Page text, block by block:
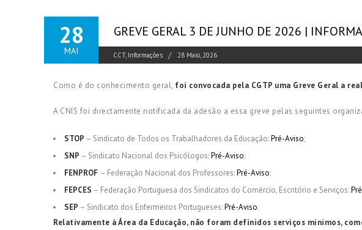
28
MAI
GREVE GERAL 3 DE JUNHO DE 2026 |
CCT, Informações 28 Maio, 2026
Como é do conhecimento geral, foi convocada pela CGTP uma Greve Geral a
A CNIS foi directamente notificada da adesão a essa greve pelas seguintes
STOP – Sindicato de Todos os Trabalhadores da Educação:Pré-Aviso;
SNP – Sindicato Nacional dos Psicólogos:Pré-Aviso;
FENPROF – Federação Nacional dos Professores:Pré-Aviso;
FEPCES – Federação Portuguesa dos Sindicatos do Comércio, Escritório e Serviços:
SEP – Sindicato dos Enfermeiros Portugueses:Pré-Aviso.
Relativamente à Área da Educação, não foram definidos serviços mínimos,